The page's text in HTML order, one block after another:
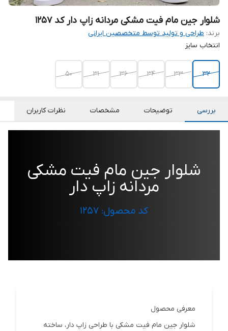
شلوار جین مام فیت مشکی مردانه زاپ دار کد 1257
برند: طراحی و تولید توسط متخصصین ایرانی
انتخاب سایز
32
33
34
36 ۳۱ 50
بررسی توضیحات مشخصات نظرات کاربران
شلوار جین مام فیت مشکی
مردانه زاپ دار
کد محصول: 1257
معرفی محصول
شلوار جین مام فیت مشکی با طراحی زاپ دار، ساخته